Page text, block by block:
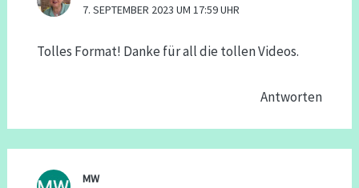
7. SEPTEMBER 2023 UM 17:59 UHR
Tolles Format! Danke für all die tollen Videos.
Antworten
MW